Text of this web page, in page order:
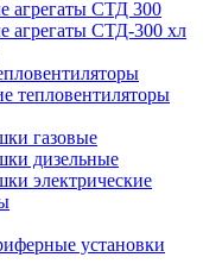
агрегаты СТД 300
агрегаты СТД-300 хл
тепловентиляторы
газовые
дизельные
электрические
установки